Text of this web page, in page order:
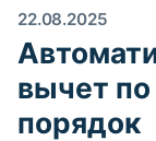
22.08.2025
вычет
порядок